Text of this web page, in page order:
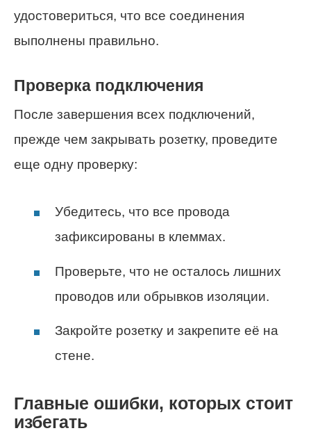
удостовериться, что все соединения
выполнены правильно.
Проверка подключения
После завершения всех подключений,
прежде чем закрывать розетку, проведите
еще одну проверку:
Убедитесь, что все провода
зафиксированы в клеммах.
Проверьте, что не осталось лишних
проводов или обрывков изоляции.
Закройте розетку и закрепите её на
стене.
Главные ошибки, которых стоит
избегать